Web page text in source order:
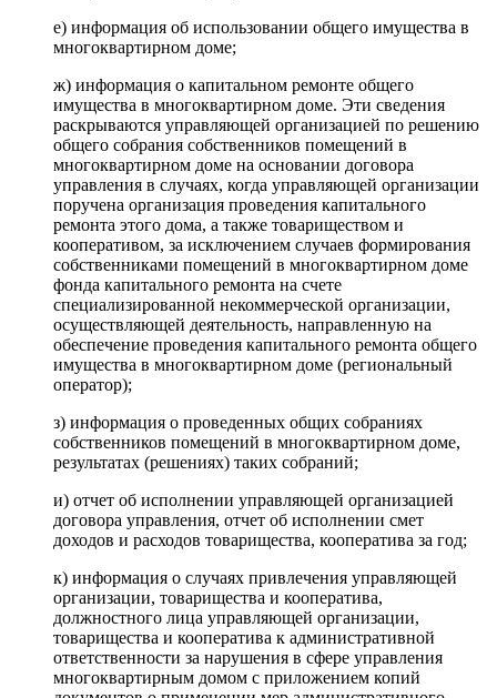
е) информация об использовании общего имущества в
многоквартирном доме;
ж) информация о капитальном ремонте общего
имущества в многоквартирном доме. Эти сведения
раскрываются управляющей организацией по решению
общего собрания собственников помещений в
многоквартирном доме на основании договора
управления в случаях, когда управляющей организации
поручена организация проведения капитального
ремонта этого дома, а также товариществом и
кооперативом, за исключением случаев формирования
собственниками помещений в многоквартирном доме
фонда капитального ремонта на счете
специализированной некоммерческой организации,
осуществляющей деятельность, направленную на
обеспечение проведения капитального ремонта общего
имущества в многоквартирном доме (региональный
оператор);
з) информация о проведенных общих собраниях
собственников помещений в многоквартирном доме,
результатах (решениях) таких собраний;
и) отчет об исполнении управляющей организацией
договора управления, отчет об исполнении смет
доходов и расходов товарищества, кооператива за год;
к) информация о случаях привлечения управляющей
организации, товарищества и кооператива,
должностного лица управляющей организации,
товарищества и кооператива к административной
ответственности за нарушения в сфере управления
многоквартирным домом с приложением копий